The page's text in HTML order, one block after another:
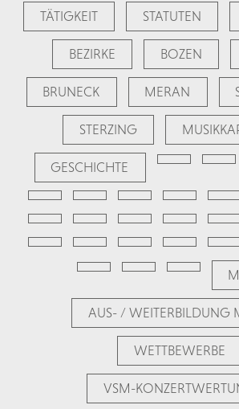
TÄTIGKEIT STATUTEN
BEZIRKE BOZEN
BRUNECK MERAN
STERZING
GESCHICHTE
AUS- / WEITERBILDUNG
WETTBEWERBE
VSM-